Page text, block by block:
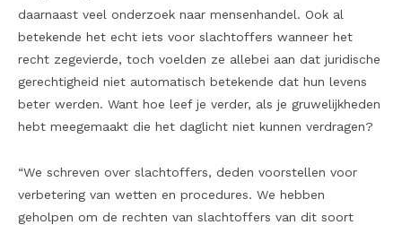
daarnaast veel onderzoek naar mensenhandel. Ook al
betekende het echt iets voor slachtoffers wanneer het
recht zegevierde, toch voelden ze allebei aan dat juridische
gerechtigheid niet automatisch betekende dat hun levens
beter werden. Want hoe leef je verder, als je gruwelijkheden
hebt meegemaakt die het daglicht niet kunnen verdragen?
“We schreven over slachtoffers, deden voorstellen voor
verbetering van wetten en procedures. We hebben
geholpen om de rechten van slachtoffers van dit soort